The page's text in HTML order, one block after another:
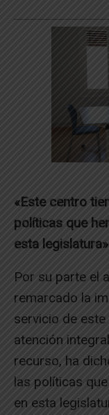
«Este centro
políticas que
esta legislatura»
Por su parte el
remarcado la
servicio de
atención
recurso, ha
las políticas
en esta